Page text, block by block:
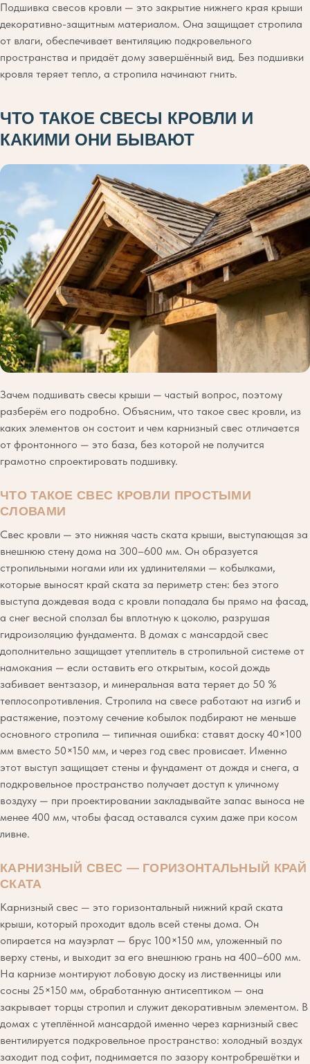
Подшивка свесов кровли — это закрытие нижнего края крыши
декоративно-защитным материалом. Она защищает стропила
от влаги, обеспечивает вентиляцию подкровельного
пространства и придаёт дому завершённый вид. Без подшивки
кровля теряет тепло, а стропила начинают гнить.
ЧТО ТАКОЕ СВЕСЫ КРОВЛИ И
КАКИМИ ОНИ БЫВАЮТ
Зачем подшивать свесы крыши — частый вопрос, поэтому
разберём его подробно. Объясним, что такое свес кровли, из
каких элементов он состоит и чем карнизный свес отличается
от фронтонного — это база, без которой не получится
грамотно спроектировать подшивку.
ЧТО ТАКОЕ СВЕС КРОВЛИ ПРОСТЫМИ
СЛОВАМИ
Свес кровли — это нижняя часть ската крыши, выступающая за
внешнюю стену дома на 300–600 мм. Он образуется
стропильными ногами или их удлинителями — кобылками,
которые выносят край ската за периметр стен: без этого
выступа дождевая вода с кровли попадала бы прямо на фасад,
а снег весной сползал бы вплотную к цоколю, разрушая
гидроизоляцию фундамента. В домах с мансардой свес
дополнительно защищает утеплитель в стропильной системе от
намокания — если оставить его открытым, косой дождь
забивает вентзазор, и минеральная вата теряет до 50 %
теплосопротивления. Стропила на свесе работают на изгиб и
растяжение, поэтому сечение кобылок подбирают не меньше
основного стропила — типичная ошибка: ставят доску 40×100
мм вместо 50×150 мм, и через год свес провисает. Именно
этот выступ защищает стены и фундамент от дождя и снега, а
подкровельное пространство получает доступ к уличному
воздуху — при проектировании закладывайте запас выноса не
менее 400 мм, чтобы фасад оставался сухим даже при косом
ливне.
КАРНИЗНЫЙ СВЕС — ГОРИЗОНТАЛЬНЫЙ КРАЙ
СКАТА
Карнизный свес — это горизонтальный нижний край ската
крыши, который проходит вдоль всей стены дома. Он
опирается на мауэрлат — брус 100×150 мм, уложенный по
верху стены, и выходит за его внешнюю грань на 400–600 мм.
На карнизе монтируют лобовую доску из лиственницы или
сосны 25×150 мм, обработанную антисептиком — она
закрывает торцы стропил и служит декоративным элементом. В
домах с утеплённой мансардой именно через карнизный свес
вентилируется подкровельное пространство: холодный воздух
заходит под софит, поднимается по зазору контробрешётки и